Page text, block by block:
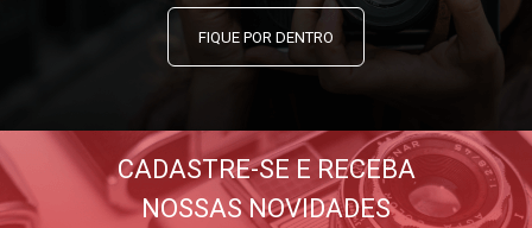
FIQUE POR DENTRO
CADASTRE-SE E RECEBA
NOSSAS NOVIDADES